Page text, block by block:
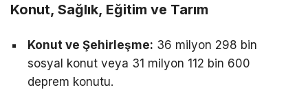
Konut, Sağlık, Eğitim ve Tarım
Konut ve Şehirleşme: 36 milyon 298 bin
sosyal konut veya 31 milyon 112 bin 600
deprem konutu.